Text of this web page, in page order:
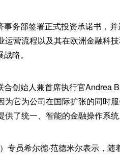
务部签署正式投资承诺书，
运营流程以及其在欧洲金融科
略。
创始人兼首席执行官Andrea
它为公司在国际扩张的同时
了统一、智能的金融操作系统
专员希尔德·范德米尔表示，